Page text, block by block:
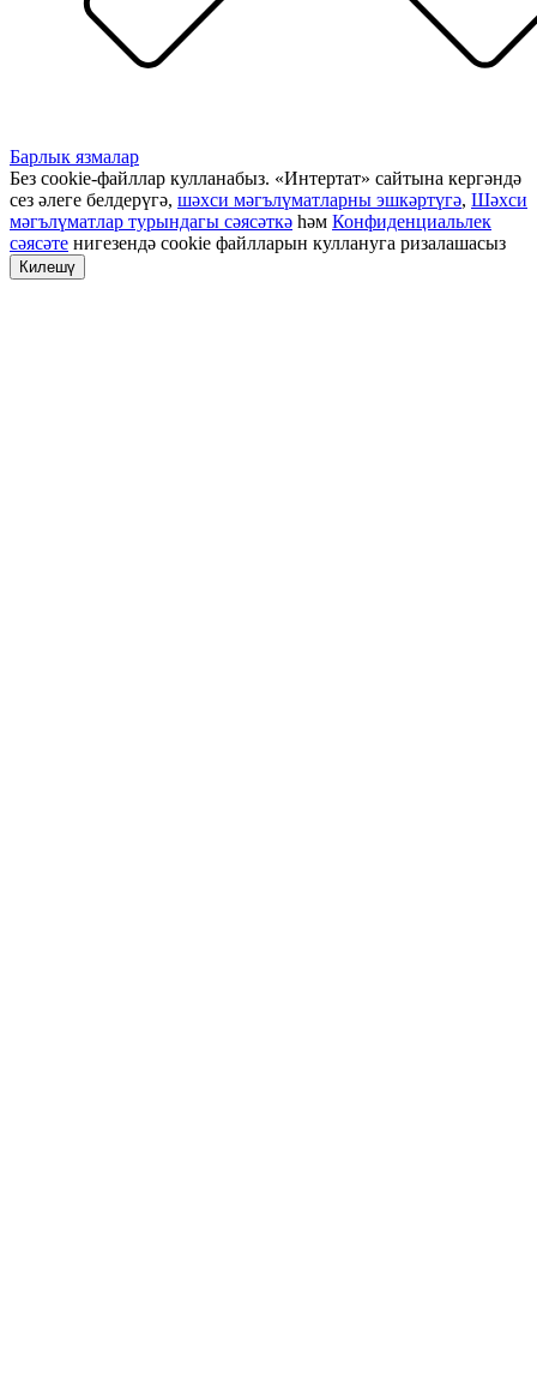
Барлык язмалар
Без cookie-файллар кулланабыз. «Интертат» сайтына кергәндә
сез әлеге белдерүгә, шәхси мәгълүматларны эшкәртүгә, Шәхси
мәгълүматлар турындагы сәясәткә һәм Конфиденциальлек
сәясәте нигезендә cookie файлларын куллануга ризалашасыз
Килешү